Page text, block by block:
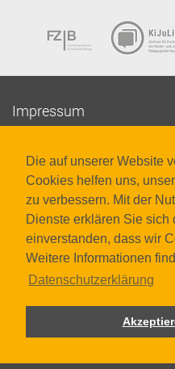
Die auf unserer Website
Cookies helfen uns,
zu verbessern. Mit der
Dienste erklären Sie sich
einverstanden, dass wir
Weitere Informationen
Datenschutzerklärung
Impressum
Datenschutzerklärung
Barrierefreiheit